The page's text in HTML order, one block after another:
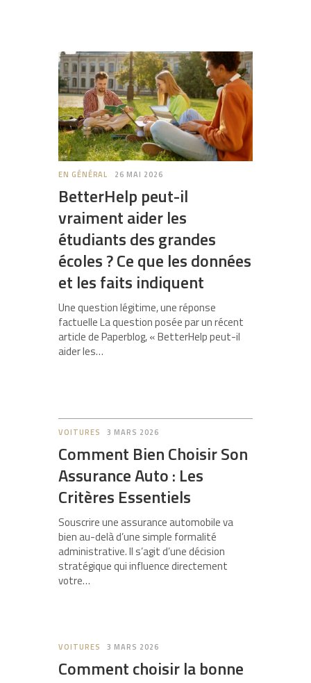
EN GÉNÉRAL 26 MAI 2026
BetterHelp peut-il
vraiment aider les
étudiants des grandes
écoles ? Ce que les données
et les faits indiquent
Une question légitime, une réponse
factuelle La question posée par un récent
article de Paperblog, « BetterHelp peut-il
aider les…
VOITURES 3 MARS 2026
Comment Bien Choisir Son
Assurance Auto : Les
Critères Essentiels
Souscrire une assurance automobile va
bien au-delà d’une simple formalité
administrative. Il s’agit d’une décision
stratégique qui influence directement
votre…
VOITURES 3 MARS 2026
Comment choisir la bonne